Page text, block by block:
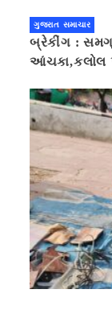
ગુજરાત સમાચાર
બ્રેકીંગ :
આંચકા,કલોલ